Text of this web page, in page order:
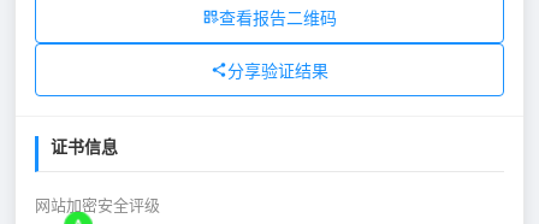
查看报告二维码
分享验证结果
证书信息
网站加密安全评级